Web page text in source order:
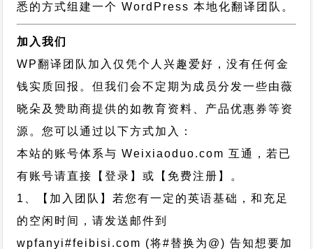
悉的方式组建一个 WordPress 本地化翻译团队。
加入我们
WP翻译团队加入仅凭个人兴趣爱好，没有任何金
钱实质回报。但我们会不定期为成员分发一些由薇
晓朵及赞助商提供的如教育资料、产品优惠券等资
源。您可以通过以下方式加入：
本站的账号体系与Weixiaoduo.com 互通，若已
有账号请直接【登录】或【免费注册】。
1、【加入团队】若您有一定的英语基础，和充足
的空闲时间，请发送邮件到
wpfanyi#feibisi.com (将#替换为@) 告知想要加